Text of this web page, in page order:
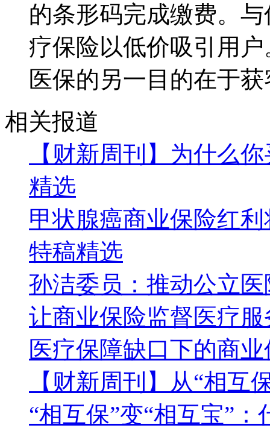
的条形码完成缴费。
疗保险以低价吸引用
医保的另一目的在于
相关报道
【财新周刊】为什么
精选
甲状腺癌商业保险红
特稿精选
孙洁委员：推动公立
让商业保险监督医疗
医疗保障缺口下的商
【财新周刊】从“相互
“相互保”变“相互宝”